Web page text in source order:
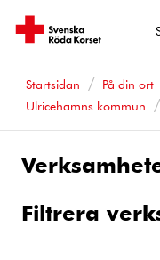
Startsidan På din ort
Ulricehamns kommun
Filtrera